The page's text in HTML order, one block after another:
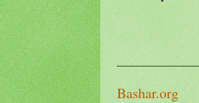
Bashar.org